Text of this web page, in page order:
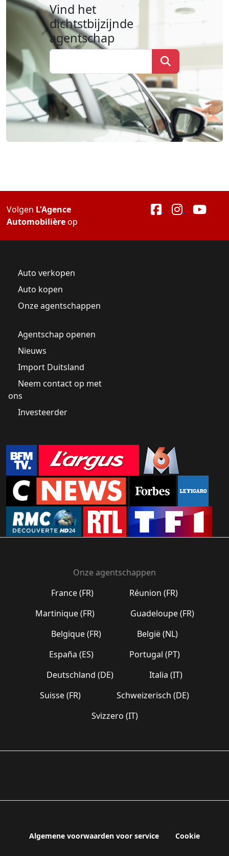
Vind het
dichtstbijzijnde
agentschap
Volgen L'Agence
Automobilièreop
Auto verkopen
Auto kopen
Onze agentschappen
Agentschap openen
Nieuws
Import Duitsland
Neem contact op met
ons
Investeerder
Onze agentschappen
France (FR)
Réunion (FR)
Martinique (FR)
Guadeloupe (FR)
Belgique (FR)
België (NL)
España (ES)
Portugal (PT)
Deutschland (DE)
Italia (IT)
Suisse (FR)
Schweizerisch (DE)
Svizzero (IT)
Algemene voorwaarden voor service Cookie